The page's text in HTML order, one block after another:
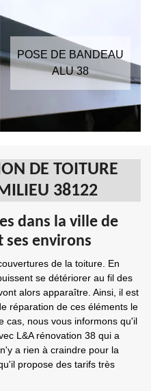
POSE DE BANDEAU
ALU 38
DE TOITURE
38122
dans la ville de
environs
de la toiture. En
se détériorer au fil des
alors apparaître. Ainsi, il est
réparation de ces éléments le
cas, nous vous informons qu'il
L&A rénovation 38 qui a
a rien à craindre pour la
propose des tarifs très